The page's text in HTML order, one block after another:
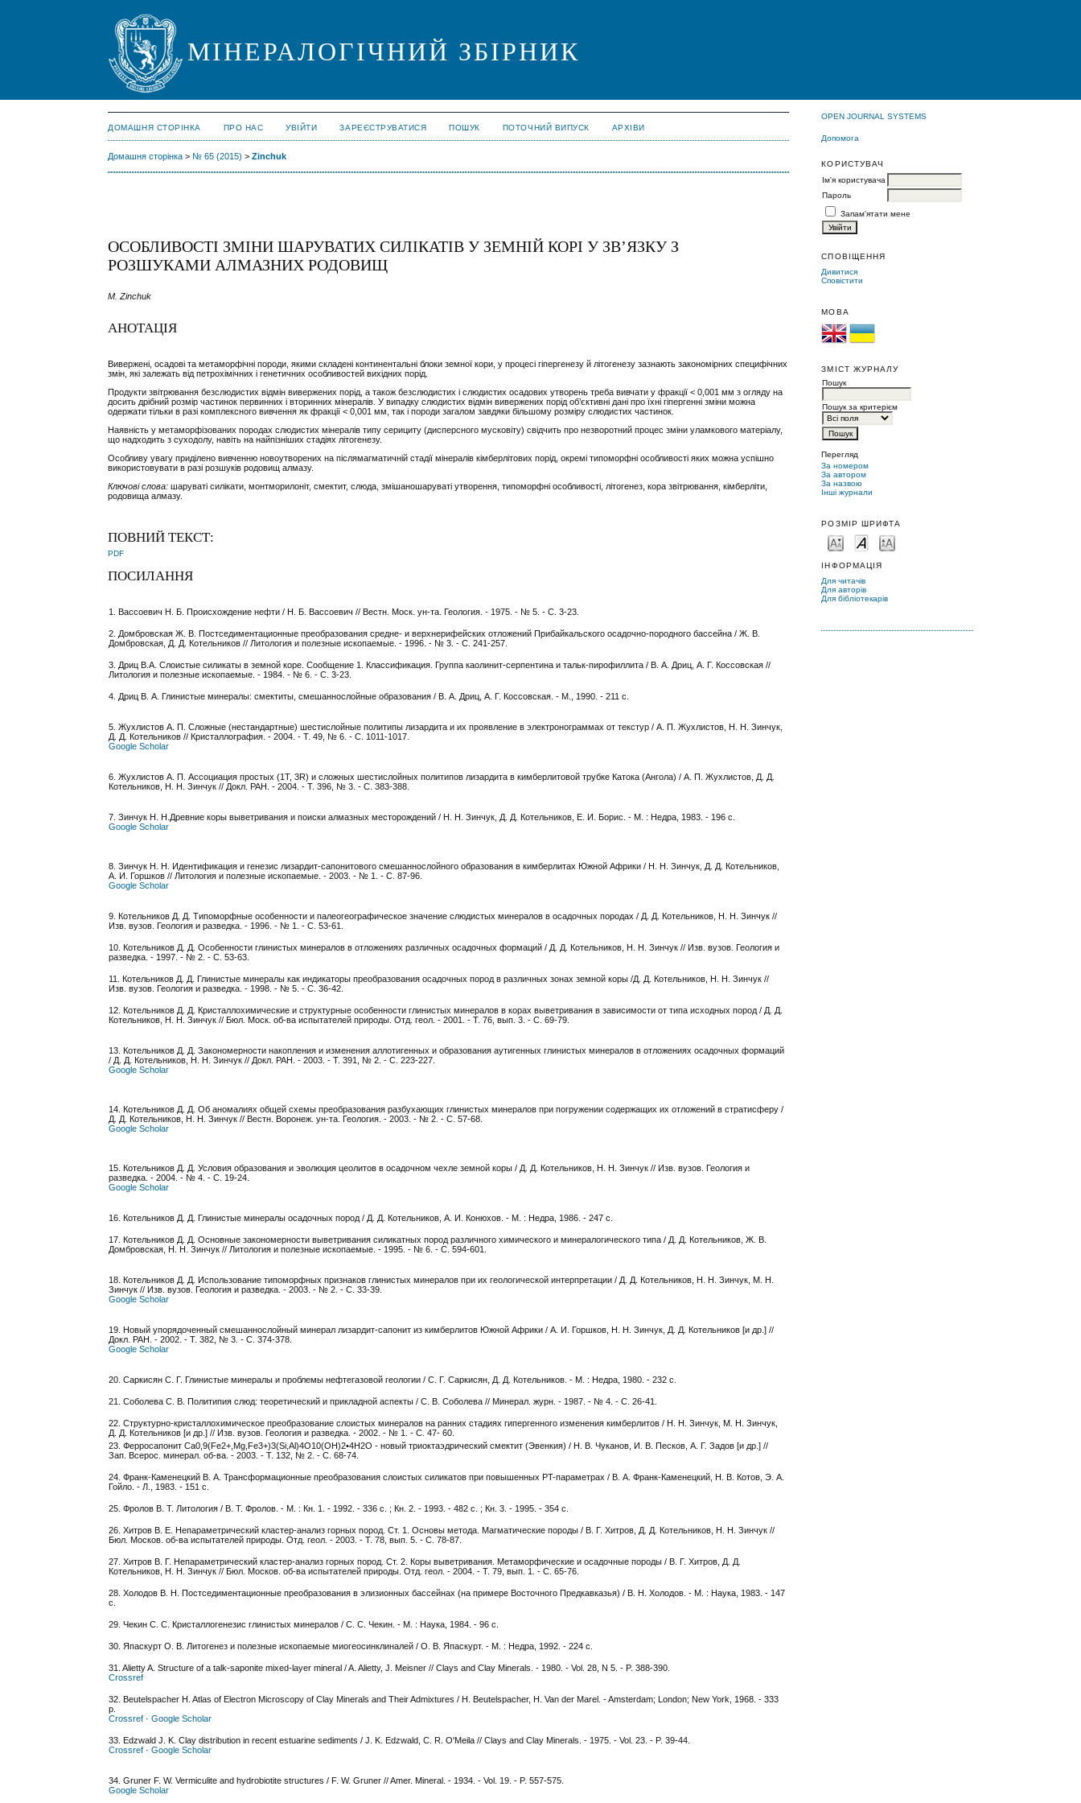
МІНЕРАЛОГІЧНИЙ ЗБІРНИК
OPEN JOURNAL SYSTEMS
Допомога
КОРИСТУВАЧ
Ім'я користувача
Пароль
Запам'ятати мене
СПОВІЩЕННЯ
Дивитися
Сповістити
МОВА
ЗМІСТ ЖУРНАЛУ
Пошук
Пошук за критерієм
Перегляд
За номером
За автором
За назвою
Інші журнали
РОЗМІР ШРИФТА
ІНФОРМАЦІЯ
Для читачів
Для авторів
Для бібліотекарів
ДОМАШНЯ СТОРІНКА ПРО НАС УВІЙТИ ЗАРЕЄСТРУВАТИСЯ ПОШУК ПОТОЧНИЙ ВИПУСК АРХІВИ
Домашня сторінка > № 65 (2015) >Zinchuk
ОСОБЛИВОСТІ ЗМІНИ ШАРУВАТИХ СИЛІКАТІВ У ЗЕМНІЙ КОРІ У ЗВ’ЯЗКУ З
РОЗШУКАМИ АЛМАЗНИХ РОДОВИЩ
M. Zinchuk
АНОТАЦІЯ
Вивержені, осадові та метаморфічні породи, якими складені континентальні блоки земної кори, у процесі гіпергенезу й літогенезу зазнають закономірних специфічних
змін, які залежать від петрохімічних і генетичних особливостей вихідних порід.
Продукти звітрювання безслюдистих відмін вивержених порід, а також безслюдистих і слюдистих осадових утворень треба вивчати у фракції < 0,001 мм з огляду на
досить дрібний розмір частинок первинних і вторинних мінералів. У випадку слюдистих відмін вивержених порід об’єктивні дані про їхні гіпергенні зміни можна
одержати тільки в разі комплексного вивчення як фракції < 0,001 мм, так і породи загалом завдяки більшому розміру слюдистих частинок.
Наявність у метаморфізованих породах слюдистих мінералів типу серициту (дисперсного мусковіту) свідчить про незворотний процес зміни уламкового матеріалу,
що надходить з суходолу, навіть на найпізніших стадіях літогенезу.
Особливу увагу приділено вивченню новоутворених на післямагматичній стадії мінералів кімберлітових порід, окремі типоморфні особливості яких можна успішно
використовувати в разі розшуків родовищ алмазу.
Ключові слова:шаруваті силікати, монтморилоніт, смектит, слюда, змішаношаруваті утворення, типоморфні особливості, літогенез, кора звітрювання, кімберліти,
родовища алмазу.
ПОВНИЙ ТЕКСТ:
PDF
ПОСИЛАННЯ
1. Вассоевич Н. Б. Происхождение нефти / Н. Б. Вассоевич // Вестн. Моск. ун-та. Геология. - 1975. - № 5. - С. 3-23.
2. Домбровская Ж. В. Постседиментационные преобразования средне- и верхнерифейских отложений Прибайкальского осадочно-породного бассейна / Ж. В.
Домбровская, Д. Д. Котельников // Литология и полезные ископаемые. - 1996. - № 3. - С. 241-257.
3. Дриц В.А. Слоистые силикаты в земной коре. Сообщение 1. Классификация. Группа каолинит-серпентина и тальк-пирофиллита / В. А. Дриц, А. Г. Коссовская //
Литология и полезные ископаемые. - 1984. - № 6. - С. 3-23.
4. Дриц В. А. Глинистые минералы: смектиты, смешаннослойные образования / В. А. Дриц, А. Г. Коссовская. - М., 1990. - 211 с.
5. Жухлистов А. П. Сложные (нестандартные) шестислойные политипы лизардита и их проявление в электронограммах от текстур / А. П. Жухлистов, Н. Н. Зинчук,
Д. Д. Котельников // Кристаллография. - 2004. - Т. 49, № 6. - С. 1011-1017.
Google Scholar
6. Жухлистов А. П. Ассоциация простых (1Т, 3R) и сложных шестислойных политипов лизардита в кимберлитовой трубке Катока (Ангола) / А. П. Жухлистов, Д. Д.
Котельников, Н. Н. Зинчук // Докл. РАН. - 2004. - Т. 396, № 3. - С. 383-388.
7. Зинчук Н. Н.Древние коры выветривания и поиски алмазных месторождений / Н. Н. Зинчук, Д. Д. Котельников, Е. И. Борис. - М. : Недра, 1983. - 196 с.
Google Scholar
8. Зинчук Н. Н. Идентификация и генезис лизардит-сапонитового смешаннослойного образования в кимберлитах Южной Африки / Н. Н. Зинчук, Д. Д. Котельников,
А. И. Горшков // Литология и полезные ископаемые. - 2003. - № 1. - С. 87-96.
Google Scholar
9. Котельников Д. Д. Типоморфные особенности и палеогеографическое значение слюдистых минералов в осадочных породах / Д. Д. Котельников, Н. Н. Зинчук //
Изв. вузов. Геология и разведка. - 1996. - № 1. - С. 53-61.
10. Котельников Д. Д. Особенности глинистых минералов в отложениях различных осадочных формаций / Д. Д. Котельников, Н. Н. Зинчук // Изв. вузов. Геология и
разведка. - 1997. - № 2. - С. 53-63.
11. Котельников Д. Д. Глинистые минералы как индикаторы преобразования осадочных пород в различных зонах земной коры /Д. Д. Котельников, Н. Н. Зинчук //
Изв. вузов. Геология и разведка. - 1998. - № 5. - С. 36-42.
12. Котельников Д. Д. Кристаллохимические и структурные особенности глинистых минералов в корах выветривания в зависимости от типа исходных пород / Д. Д.
Котельников, Н. Н. Зинчук // Бюл. Моск. об-ва испытателей природы. Отд. геол. - 2001. - Т. 76, вып. 3. - С. 69-79.
13. Котельников Д. Д. Закономерности накопления и изменения аллотигенных и образования аутигенных глинистых минералов в отложениях осадочных формаций
/ Д. Д. Котельников, Н. Н. Зинчук // Докл. РАН. - 2003. - Т. 391, № 2. - С. 223-227.
Google Scholar
14. Котельников Д. Д. Об аномалиях общей схемы преобразования разбухающих глинистых минералов при погружении содержащих их отложений в стратисферу /
Д. Д. Котельников, Н. Н. Зинчук // Вестн. Воронеж. ун-та. Геология. - 2003. - № 2. - С. 57-68.
Google Scholar
15. Котельников Д. Д. Условия образования и эволюция цеолитов в осадочном чехле земной коры / Д. Д. Котельников, Н. Н. Зинчук // Изв. вузов. Геология и
разведка. - 2004. - № 4. - С. 19-24.
Google Scholar
16. Котельников Д. Д. Глинистые минералы осадочных пород / Д. Д. Котельников, А. И. Конюхов. - М. : Недра, 1986. - 247 с.
17. Котельников Д. Д. Основные закономерности выветривания силикатных пород различного химического и минералогического типа / Д. Д. Котельников, Ж. В.
Домбровская, Н. Н. Зинчук // Литология и полезные ископаемые. - 1995. - № 6. - С. 594-601.
18. Котельников Д. Д. Использование типоморфных признаков глинистых минералов при их геологической интерпретации / Д. Д. Котельников, Н. Н. Зинчук, М. Н.
Зинчук // Изв. вузов. Геология и разведка. - 2003. - № 2. - С. 33-39.
Google Scholar
19. Новый упорядоченный смешаннослойный минерал лизардит-сапонит из кимберлитов Южной Африки / А. И. Горшков, Н. Н. Зинчук, Д. Д. Котельников [и др.] //
Докл. РАН. - 2002. - Т. 382, № 3. - С. 374-378.
Google Scholar
20. Саркисян С. Г. Глинистые минералы и проблемы нефтегазовой геологии / С. Г. Саркисян, Д. Д. Котельников. - М. : Недра, 1980. - 232 с.
21. Соболева С. В. Политипия слюд: теоретический и прикладной аспекты / С. В. Соболева // Минерал. журн. - 1987. - № 4. - С. 26-41.
22. Структурно-кристаллохимическое преобразование слоистых минералов на ранних стадиях гипергенного изменения кимберлитов / Н. Н. Зинчук, М. Н. Зинчук,
Д. Д. Котельников [и др.] // Изв. вузов. Геология и разведка. - 2002. - № 1. - С. 47- 60.
23. Ферросапонит Ca0,9(Fe2+,Mg,Fe3+)3(Si,Al)4O10(OH)2•4H2O - новый триоктаэдрический смектит (Эвенкия) / Н. В. Чуканов, И. В. Песков, А. Г. Задов [и др.] //
Зап. Всерос. минерал. об-ва. - 2003. - Т. 132, № 2. - С. 68-74.
24. Франк-Каменецкий В. А. Трансформационные преобразования слоистых силикатов при повышенных PT-параметрах / В. А. Франк-Каменецкий, Н. В. Котов, Э. А.
Гойло. - Л., 1983. - 151 с.
25. Фролов В. Т. Литология / В. Т. Фролов. - М. : Кн. 1. - 1992. - 336 с. ; Кн. 2. - 1993. - 482 с. ; Кн. 3. - 1995. - 354 с.
26. Хитров В. Е. Непараметрический кластер-анализ горных пород. Ст. 1. Основы метода. Магматические породы / В. Г. Хитров, Д. Д. Котельников, Н. Н. Зинчук //
Бюл. Москов. об-ва испытателей природы. Отд. геол. - 2003. - Т. 78, вып. 5. - С. 78-87.
27. Хитров В. Г. Непараметрический кластер-анализ горных пород. Ст. 2. Коры выветривания. Метаморфические и осадочные породы / В. Г. Хитров, Д. Д.
Котельников, Н. Н. Зинчук // Бюл. Москов. об-ва испытателей природы. Отд. геол. - 2004. - Т. 79, вып. 1. - С. 65-76.
28. Холодов В. Н. Постседиментационные преобразования в элизионных бассейнах (на примере Восточного Предкавказья) / В. Н. Холодов. - М. : Наука, 1983. - 147
с.
29. Чекин С. С. Кристаллогенезис глинистых минералов / С. С. Чекин. - М. : Наука, 1984. - 96 с.
30. Япаскурт О. В. Литогенез и полезные ископаемые миогеосинклиналей / О. В. Япаскурт. - М. : Недра, 1992. - 224 с.
31. Alietty A. Structure of a talk-saponite mixed-layer mineral / A. Alietty, J. Meisner // Clays and Clay Minerals. - 1980. - Vol. 28, N 5. - P. 388-390.
Crossref
32. Beutelspacher H. Atlas of Electron Microscopy of Clay Minerals and Their Admixtures / H. Beutelspacher, H. Van der Marel. - Amsterdam; London; New York, 1968. - 333
p.
Crossref · Google Scholar
33. Edzwald J. K. Clay distribution in recent estuarine sediments / J. K. Edzwald, C. R. O'Meila // Clays and Clay Minerals. - 1975. - Vol. 23. - P. 39-44.
Crossref · Google Scholar
34. Gruner F. W. Vermiculite and hydrobiotite structures / F. W. Gruner // Amer. Mineral. - 1934. - Vol. 19. - P. 557-575.
Google Scholar